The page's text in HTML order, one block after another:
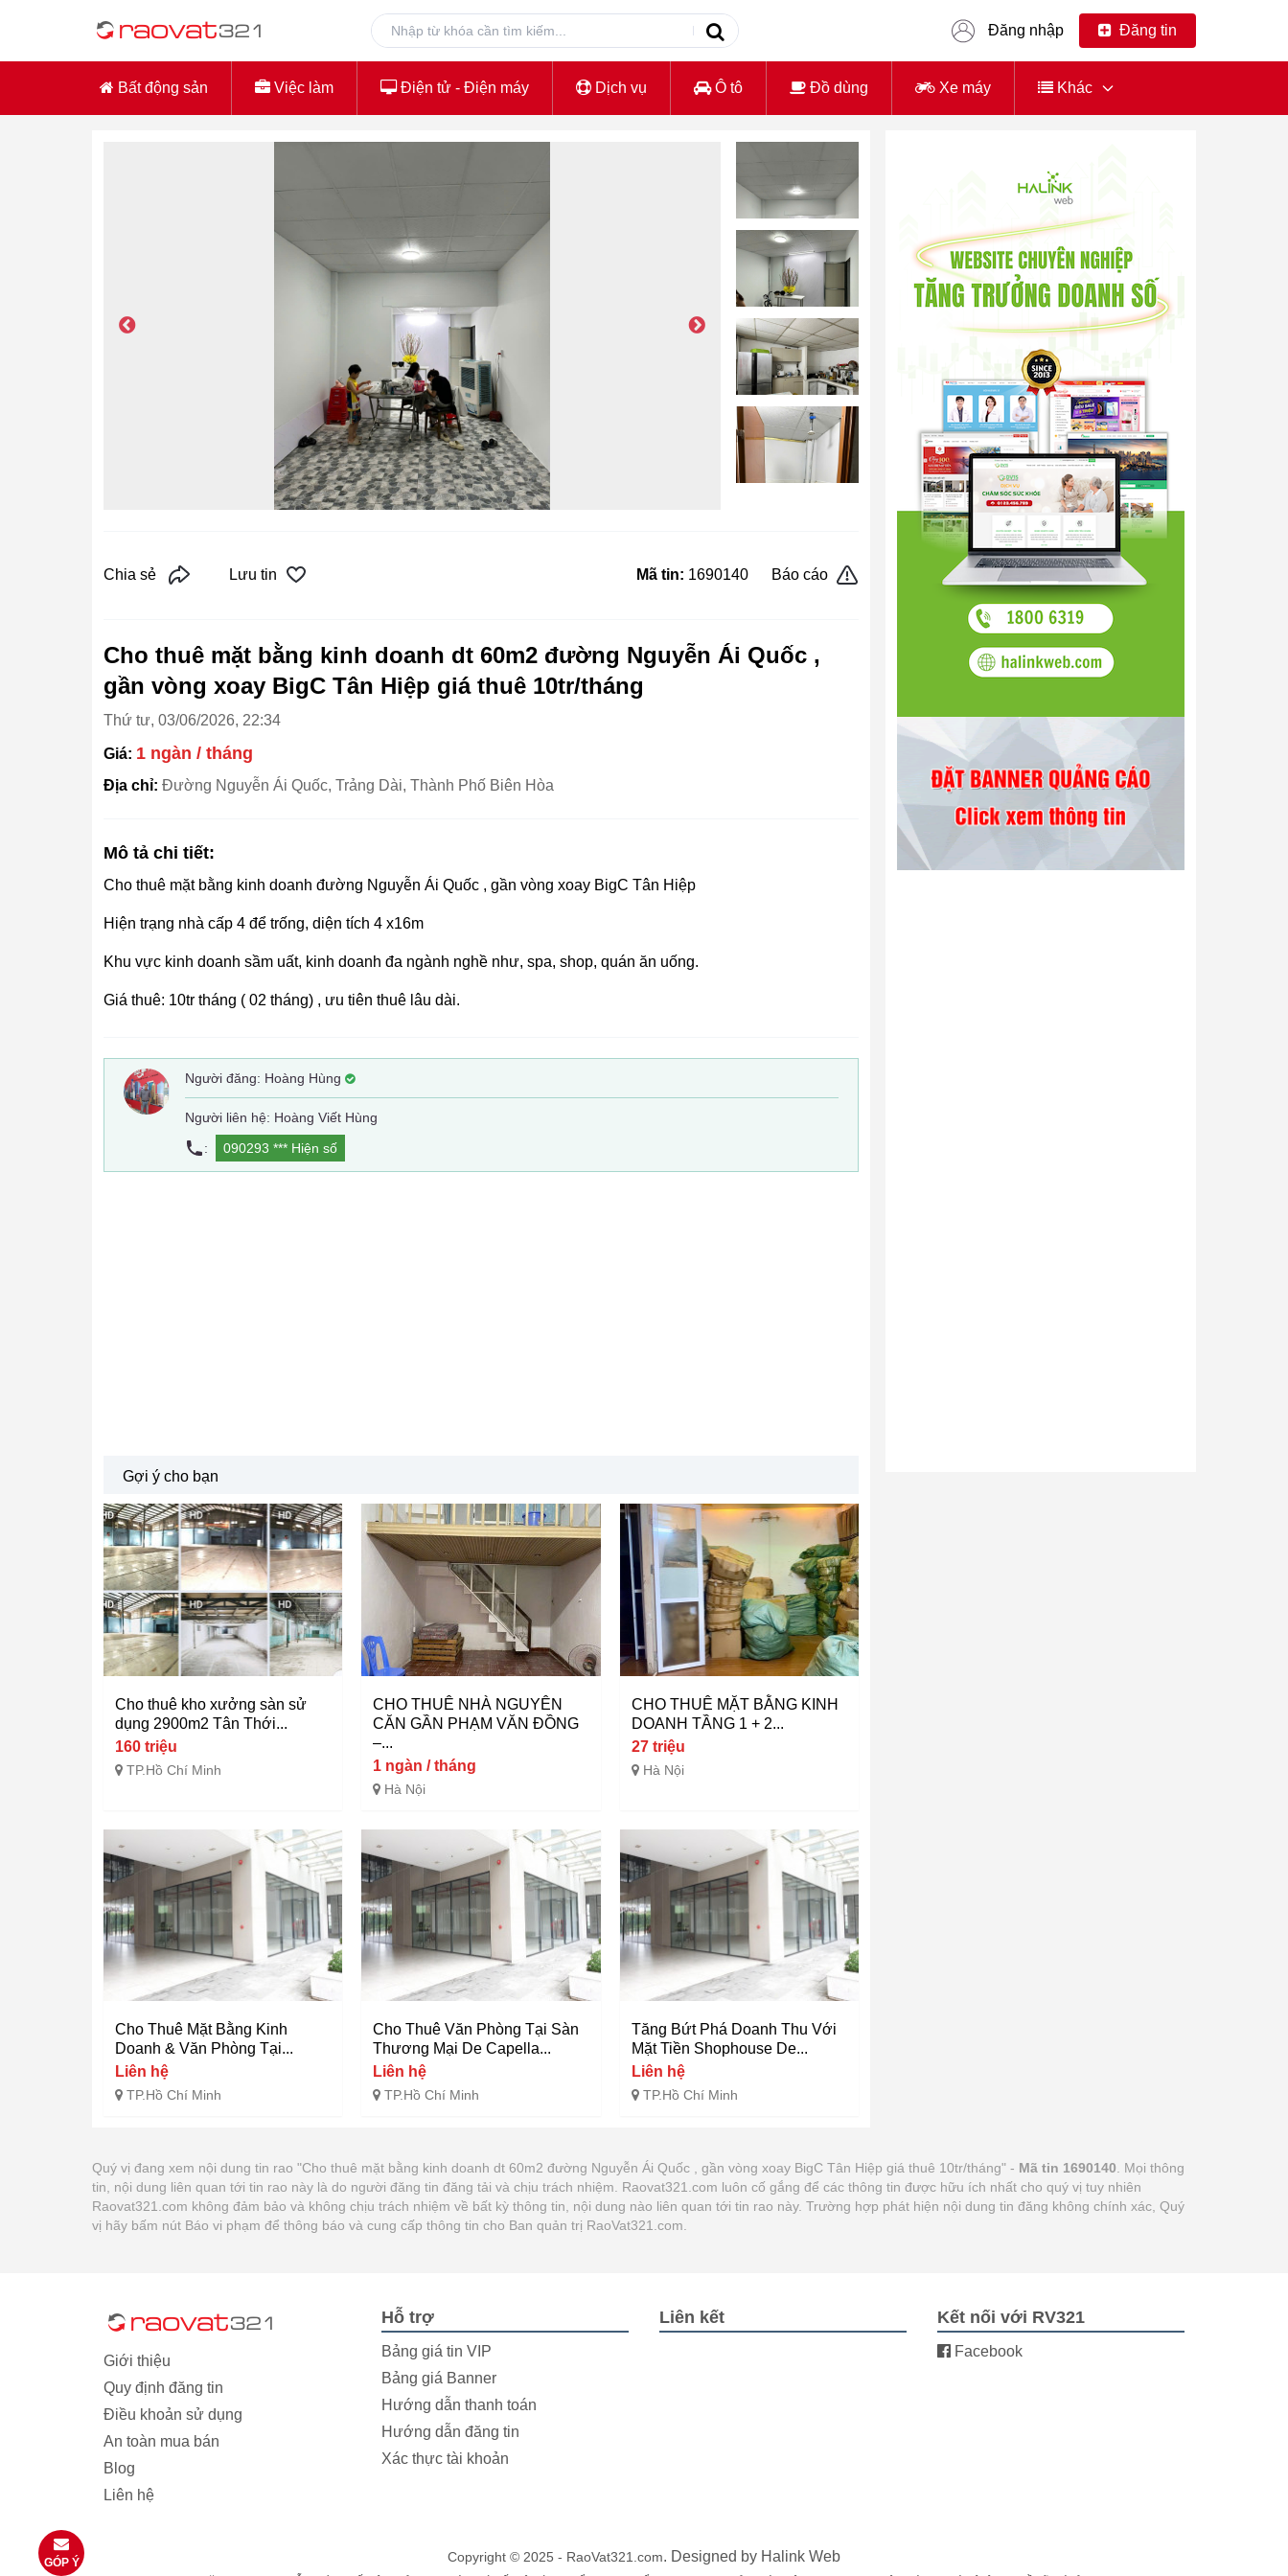
Đăng nhập Đăng tin
Bất động sản Việc làm Điện tử - Điện máy Dịch vụ Ô tô Đồ dùng Xe máy Khác
Chia sẻ Lưu tin Mã tin: 1690140 Báo cáo
Cho thuê mặt bằng kinh doanh dt 60m2 đường Nguyễn Ái Quốc ,
gần vòng xoay BigC Tân Hiệp giá thuê 10tr/tháng
Thứ tư, 03/06/2026, 22:34
Giá: 1 ngàn / tháng
Địa chỉ: Đường Nguyễn Ái Quốc, Trảng Dài, Thành Phố Biên Hòa
Mô tả chi tiết:
Cho thuê mặt bằng kinh doanh đường Nguyễn Ái Quốc , gần vòng xoay BigC Tân Hiệp
Hiện trạng nhà cấp 4 để trống, diện tích 4 x16m
Khu vực kinh doanh sầm uất, kinh doanh đa ngành nghề như, spa, shop, quán ăn uống.
Giá thuê: 10tr tháng ( 02 tháng) , ưu tiên thuê lâu dài.
Người đăng: Hoàng Hùng
Người liên hệ: Hoàng Viết Hùng
:
090293 *** Hiện số
Gợi ý cho bạn
Cho thuê kho xưởng sàn sử
dụng 2900m2 Tân Thới...
160 triệu
TP.Hồ Chí Minh
CHO THUÊ NHÀ NGUYÊN
CĂN GẦN PHẠM VĂN ĐỒNG
–...
1 ngàn / tháng
Hà Nội
CHO THUÊ MẶT BẰNG KINH
DOANH TẦNG 1 + 2...
27 triệu
Hà Nội
Cho Thuê Mặt Bằng Kinh
Doanh & Văn Phòng Tại...
Liên hệ
TP.Hồ Chí Minh
Cho Thuê Văn Phòng Tại Sàn
Thương Mại De Capella...
Liên hệ
TP.Hồ Chí Minh
Tăng Bứt Phá Doanh Thu Với
Mặt Tiền Shophouse De...
Liên hệ
TP.Hồ Chí Minh
Quý vị đang xem nội dung tin rao "Cho thuê mặt bằng kinh doanh dt 60m2 đường Nguyễn Ái Quốc , gần vòng xoay BigC Tân Hiệp giá thuê 10tr/tháng" - Mã tin 1690140 . Mọi thông
tin, nội dung liên quan tới tin rao này là do người đăng tin đăng tải và chịu trách nhiệm. Raovat321.com luôn cố gắng để các thông tin được hữu ích nhất cho quý vị tuy nhiên
Raovat321.com không đảm bảo và không chịu trách nhiệm về bất kỳ thông tin, nội dung nào liên quan tới tin rao này. Trường hợp phát hiện nội dung tin đăng không chính xác, Quý
vị hãy bấm nút Báo vi phạm để thông báo và cung cấp thông tin cho Ban quản trị RaoVat321.com.
Giới thiệu
Quy định đăng tin
Điều khoản sử dụng
An toàn mua bán
Blog
Liên hệ
Hỗ trợ
Bảng giá tin VIP
Bảng giá Banner
Hướng dẫn thanh toán
Hướng dẫn đăng tin
Xác thực tài khoản
Liên kết Kết nối với RV321
Facebook
Copyright © 2025 - RaoVat321.com. Designed by Halink Web
GÓP Ý